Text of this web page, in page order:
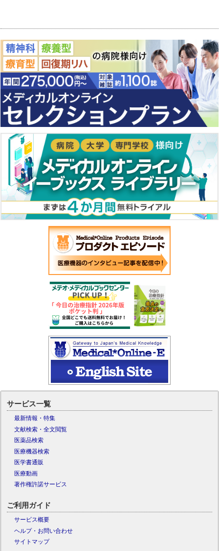
サービス一覧
最新情報・特集
文献検索・全文閲覧
医薬品検索
医療機器検索
医学書通販
医療動画
著作権許諾サービス
ご利用ガイド
サービス概要
ヘルプ・お問い合わせ
サイトマップ